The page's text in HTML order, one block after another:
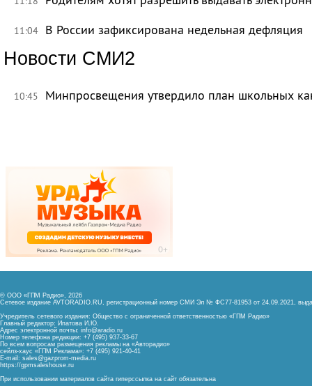
11:04 В России зафиксирована недельная дефляция
Новости СМИ2
10:45 Минпросвещения утвердило план школьных
© ООО «ГПМ Радио», 2026
Сетевое издание AVTORADIO.RU, регистрационный номер СМИ Эл № ФС77-81953 от 24.09.2021,
Учредитель сетевого издания: Общество с ограниченной ответственностью «ГПМ Радио»
Главный редактор: Ипатова И.Ю.
Адрес электронной почты: info@aradio.ru
Номер телефона редакции: +7 (495) 937-33-67
По всем вопросам размещения рекламы на «Авторадио»
сейлз-хаус «ГПМ Реклама»: +7 (495) 921-40-41
E-mail: sales@gazprom-media.ru
https://gpmsaleshouse.ru
При использовании материалов сайта гиперссылка на сайт обязательна